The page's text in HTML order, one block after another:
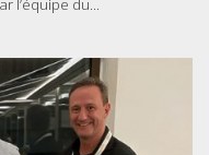
l’équipe du...